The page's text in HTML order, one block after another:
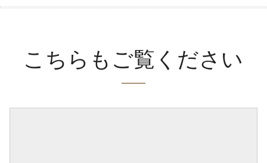
こちらもご覧ください